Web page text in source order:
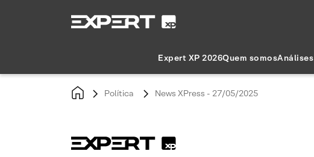
Expert XP 2026Quem somosAnálises
Política News XPress - 27/05/2025